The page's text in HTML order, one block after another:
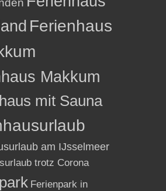
Ferienhaus
Makkum
mit Sauna
am IJsselmeer
trotz Corona
Ferienpark in